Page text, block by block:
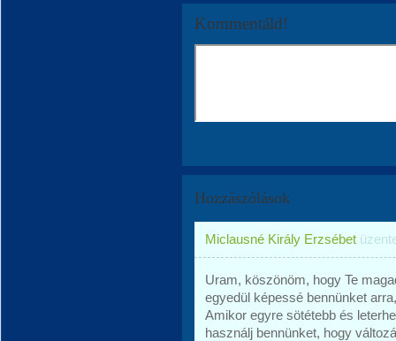
Kommentáld!
Hozzászólások
Miclausné Király Erzsébet
Uram, köszönöm, hogy Te
egyedül képessé bennünket
Amikor egyre sötétebb és
használj bennünket, hogy